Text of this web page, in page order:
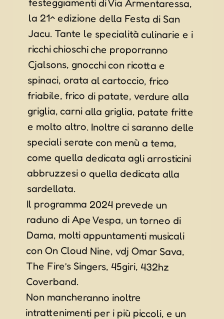
sardellata.
Il programma 2024 prevede un
raduno di Ape Vespa, un torneo di
Dama, molti appuntamenti musicali
con On Cloud Nine, vdj Omar Sava,
The Fire’s Singers, 45giri, 432hz
Coverband.
Non mancheranno inoltre
intrattenimenti per i più piccoli, e un